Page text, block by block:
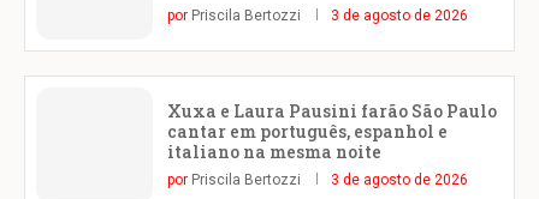
por Priscila Bertozzi 3 de agosto de 2026
Xuxa e Laura Pausini farão São Paulo
cantar em português, espanhol e
italiano na mesma noite
por Priscila Bertozzi 3 de agosto de 2026